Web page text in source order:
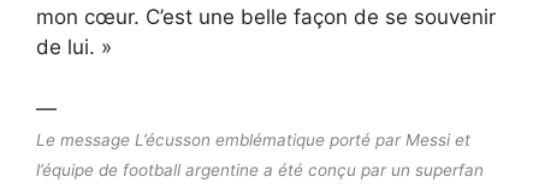
mon cœur. C’est une belle façon de se souvenir
de lui. »
—
Le message L’écusson emblématique porté par Messi et
l’équipe de football argentine a été conçu par un superfan